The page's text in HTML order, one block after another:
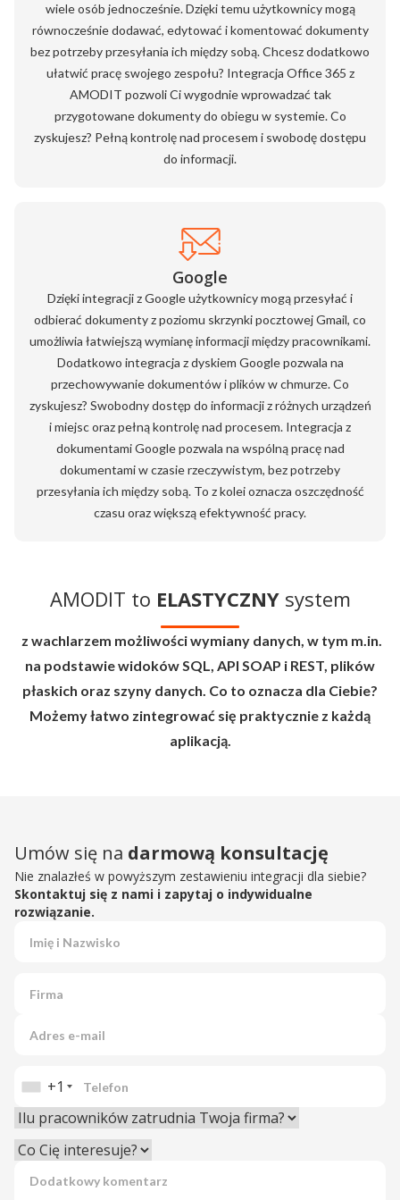
wiele osób jednocześnie. Dzięki temu użytkownicy mogą
równocześnie dodawać, edytować i komentować dokumenty
bez potrzeby przesyłania ich między sobą. Chcesz dodatkowo
ułatwić pracę swojego zespołu? Integracja Office 365 z
AMODIT pozwoli Ci wygodnie wprowadzać tak
przygotowane dokumenty do obiegu w systemie. Co
zyskujesz? Pełną kontrolę nad procesem i swobodę dostępu
do informacji.
Google
Dzięki integracji z Google użytkownicy mogą przesyłać i
odbierać dokumenty z poziomu skrzynki pocztowej Gmail, co
umożliwia łatwiejszą wymianę informacji między pracownikami.
Dodatkowo integracja z dyskiem Google pozwala na
przechowywanie dokumentów i plików w chmurze. Co
zyskujesz? Swobodny dostęp do informacji z różnych urządzeń
i miejsc oraz pełną kontrolę nad procesem. Integracja z
dokumentami Google pozwala na wspólną pracę nad
dokumentami w czasie rzeczywistym, bez potrzeby
przesyłania ich między sobą. To z kolei oznacza oszczędność
czasu oraz większą efektywność pracy.
AMODIT to ELASTYCZNYsystem
z wachlarzem możliwości wymiany danych, w tym m.in.
na podstawie widoków SQL, API SOAP i REST, plików
płaskich oraz szyny danych. Co to oznacza dla Ciebie?
Możemy łatwo zintegrować się praktycznie z każdą
aplikacją.
Umów się na darmową konsultację
Nie znalazłeś w powyższym zestawieniu integracji dla siebie?
Skontaktuj się z nami i zapytaj o indywidualne
rozwiązanie.
+1